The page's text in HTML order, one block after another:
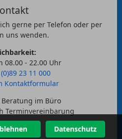
gerne per Telefon oder per
uns wenden.
08.00 - 22.00 Uhr
23 11 000
Kontaktformular
Beratung im Büro
Terminvereinbarung
Datenschutz